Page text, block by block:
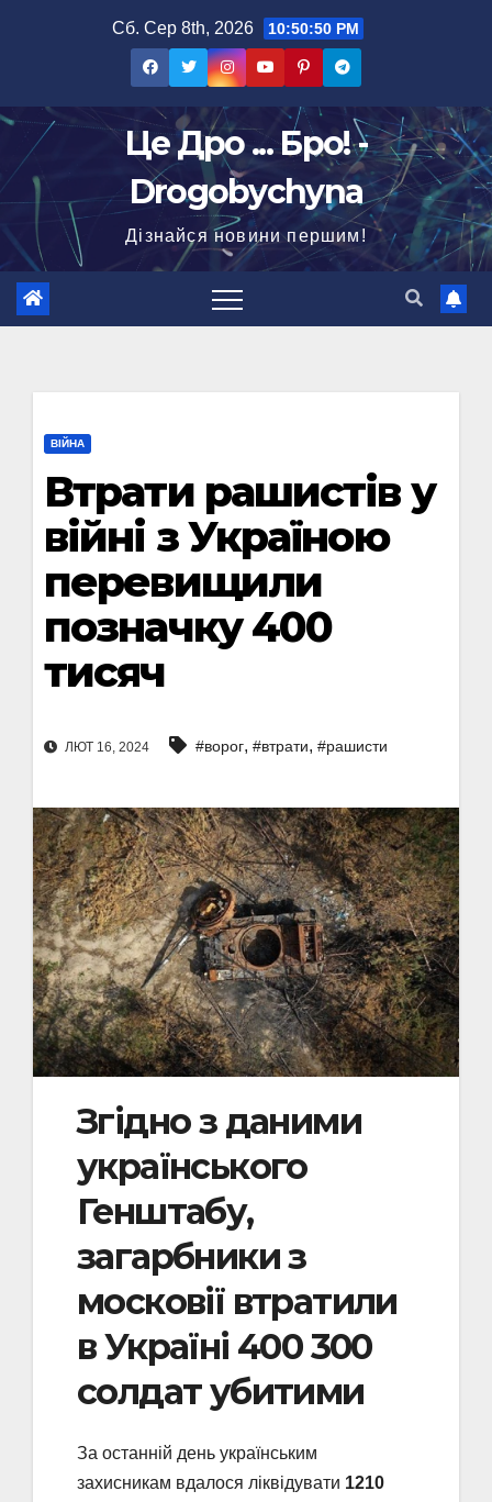
Сб. Сер 8th, 2026 10:50:51 PM
Це Дро ... Бро! -
Drogobychyna
Дізнайся новини першим!
ВІЙНА
Втрати рашистів у
війні з Україною
перевищили
позначку 400
тисяч
ЛЮТ 16, 2024 #ворог, #втрати, #рашисти
Згідно з даними
українського
Генштабу,
загарбники з
московії втратили
в Україні 400 300
солдат убитими
За останній день українським
захисникам вдалося ліквідувати 1210